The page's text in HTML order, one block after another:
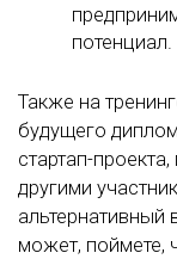
потенциал.
Также на
будущего
стартап-
другими
альтернативный
может, поймете,